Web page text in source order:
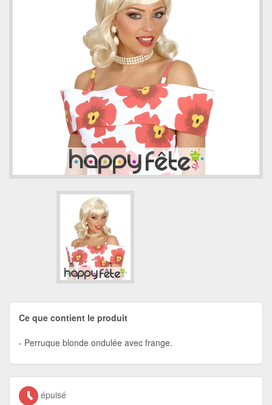
Ce que contient le produit
Perruque blonde ondulée avec frange.
épuisé